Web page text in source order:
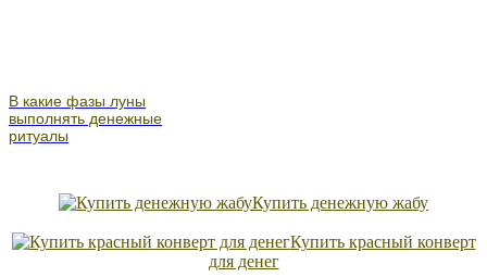
В какие фазы луны
выполнять денежные
ритуалы
Купить денежную жабу
Купить красный конверт
для денег